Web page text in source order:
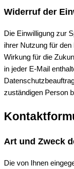
Widerruf der
Die Einwilligung zur
ihrer Nutzung für
Wirkung für die
in jeder E-Mail
zuständigen Person
Art und Zweck
Die von Ihnen